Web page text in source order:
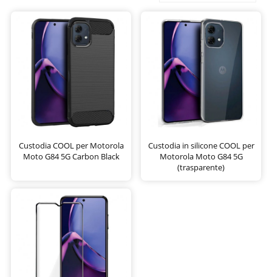
Custodia COOL per Motorola
Moto G84 5G Carbon Black
Custodia in silicone COOL per
Motorola Moto G84 5G
(trasparente)